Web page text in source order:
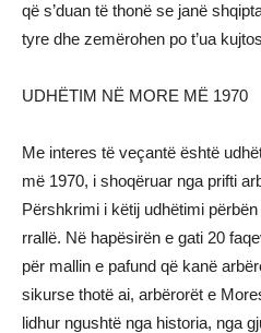
që s’duan të thonë se janë
tyre dhe zemërohen po t’ua
UDHËTIM NË MORE MË 1970
Me interes të veçantë është
më 1970, i shoqëruar nga prifti
Përshkrimi i këtij udhëtimi
rrallë. Në hapësirën e gati 20
për mallin e pafund që kanë
sikurse thotë ai, arbërorët e
lidhur ngushtë nga historia, nga